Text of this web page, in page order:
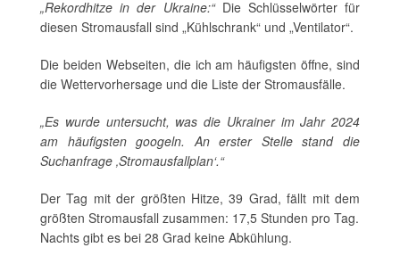
„Rekordhitze in der Ukraine:“Die Schlüsselwörter für
diesen Stromausfall sind „Kühlschrank“ und „Ventilator“.
Die beiden Webseiten, die ich am häufigsten öffne, sind
die Wettervorhersage und die Liste der Stromausfälle.
„Es wurde untersucht, was die Ukrainer im Jahr 2024
am häufigsten googeln. An erster Stelle stand die
Suchanfrage ‚Stromausfallplan‘.“
Der Tag mit der größten Hitze, 39 Grad, fällt mit dem
größten Stromausfall zusammen: 17,5 Stunden pro Tag.
Nachts gibt es bei 28 Grad keine Abkühlung.